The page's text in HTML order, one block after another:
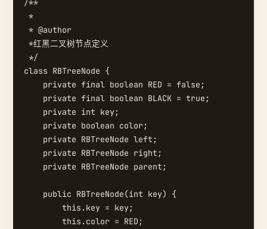
/**
*
* @author
*红黑二叉树节点定义
*/
class RBTreeNode {
    private final boolean RED = false;
    private final boolean BLACK = true;
    private int key;
    private boolean color;
    private RBTreeNode left;
    private RBTreeNode right;
    private RBTreeNode parent;
    public RBTreeNode(int key) {
        this.key = key;
        this.color = RED;